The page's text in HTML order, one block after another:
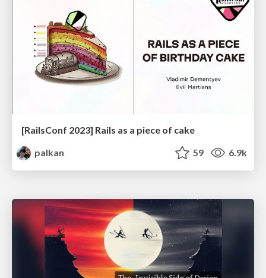
[RailsConf 2023] Rails as a piece of cake
palkan
59 6.9k